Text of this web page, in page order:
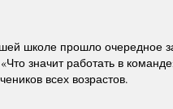
школе прошло очередное
значит работать в
всех возрастов.